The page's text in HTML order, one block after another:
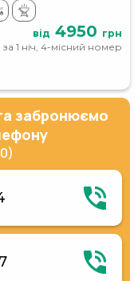
від 4950 грн
за 1 ніч, 4-місний номер
забронюємо